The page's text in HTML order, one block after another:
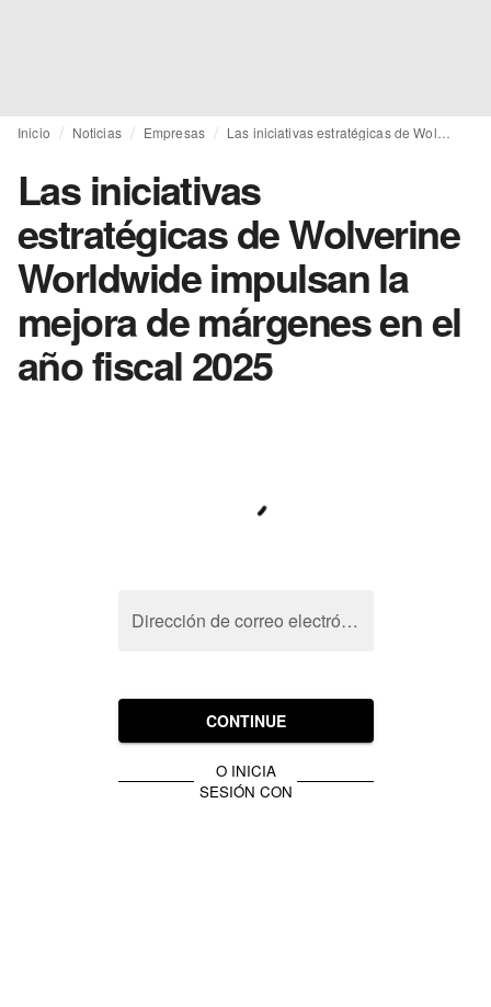
Inicio Noticias Empresas
Las iniciativas
estratégicas de Wolverine
Worldwide impulsan la
mejora de márgenes en el
año fiscal 2025
Dirección de correo electrónico
CONTINUE
O INICIA
SESIÓN CON